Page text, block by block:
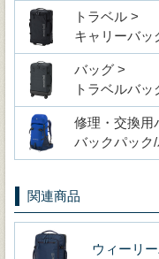
トラベル >
キャリーバッ
バッグ >
トラベルバッ
修理・交換用
バックパック
関連商品
ウィーリ